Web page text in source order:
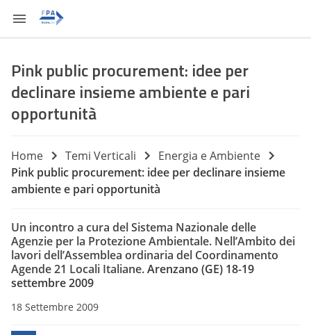
Pink public procurement: idee per
declinare insieme ambiente e pari
opportunità
Home Temi Verticali
Energia e Ambiente
Pink public procurement: idee per declinare insieme
ambiente e pari opportunità
Un incontro a cura del Sistema Nazionale delle
Agenzie per la Protezione Ambientale. Nell’Ambito dei
lavori dell’Assemblea ordinaria del Coordinamento
Agende 21 Locali Italiane.Arenzano (GE) 18-19
settembre 2009
18 Settembre 2009